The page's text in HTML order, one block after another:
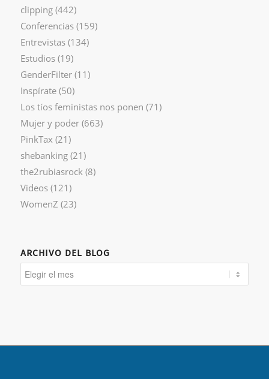
clipping(442)
Conferencias(159)
Entrevistas(134)
Estudios(19)
GenderFilter(11)
Inspírate(50)
Los tíos feministas nos ponen (71)
Mujer y poder(663)
PinkTax (21)
shebanking(21)
the2rubiasrock (8)
Videos(121)
WomenZ (23)
ARCHIVO DEL BLOG